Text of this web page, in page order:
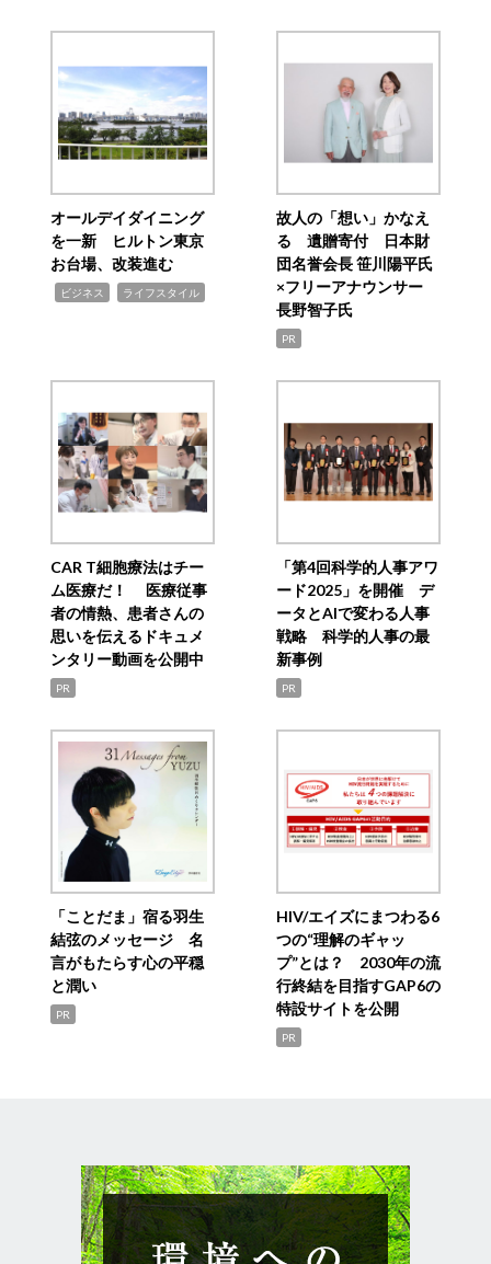
オールデイダイニング
を一新 ヒルトン東京
お台場、改装進む
ビジネス ライフスタイル
故人の「想い」かなえ
る 遺贈寄付 日本財
団名誉会長 笹川陽平氏
×フリーアナウンサー
長野智子氏
PR
CAR T細胞療法はチー
ム医療だ！ 医療従事
者の情熱、患者さんの
思いを伝えるドキュメ
ンタリー動画を公開中
PR
「第4回科学的人事アワ
ード2025」を開催 デ
ータとAIで変わる人事
戦略 科学的人事の最
新事例
PR
「ことだま」宿る羽生
結弦のメッセージ 名
言がもたらす心の平穏
と潤い
PR
HIV/エイズにまつわる6
つの“理解のギャッ
プ”とは？ 2030年の流
行終結を目指すGAP6の
特設サイトを公開
PR